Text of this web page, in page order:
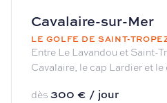
Cavalaire-sur-Mer
LE GOLFE DE SAINT-
Entre Le Lavandou et Saint-
Cavalaire, le cap Lardier et le
dès 300 € / jour